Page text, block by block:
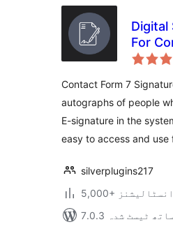
Digital
For
Contact Form 7
autographs of people
E-signature in the
easy to access and use
silverplugins217
انسٹالیشنز
کے ساتھ ٹیسٹ شدہ